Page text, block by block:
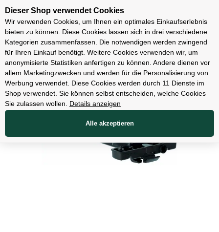
Unsere Filialen
Zubehör
Dieser Shop verwendet Cookies
Wir verwenden Cookies, um Ihnen ein optimales Einkaufserlebnis
bieten zu können. Diese Cookies lassen sich in drei verschiedene
Kategorien zusammenfassen. Die notwendigen werden zwingend
für Ihren Einkauf benötigt. Weitere Cookies verwenden wir, um
anonymisierte Statistiken anfertigen zu können. Andere dienen vor
allem Marketingzwecken und werden für die Personalisierung von
Werbung verwendet. Diese Cookies werden durch 11 Dienste im
Shop verwendet. Sie können selbst entscheiden, welche Cookies
Sie zulassen wollen.
Details anzeigen
Alle akzeptieren